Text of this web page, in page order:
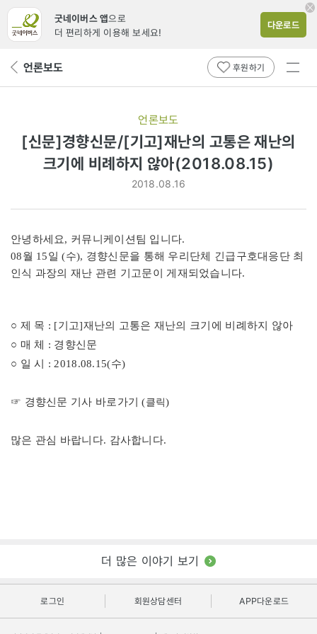
굿네이버스 앱으로
더 편리하게 이용해 보세요!
다운로드
뒤 언론보도 후원하기
전체
언론보도
[신문]경향신문/[기고]재난의 고통은 재난의
크기에 비례하지 않아(2018.08.15)
2018.08.16
안녕하세요, 커뮤니케이션팀 입니다.
08월 15일 (수), 경향신문을 통해 우리단체 긴급구호대응단 최
인식 과장의 재난 관련 기고문이 게재되었습니다.
○ 제 목 : [기고]재난의 고통은 재난의 크기에 비례하지 않아
○ 매 체 : 경향신문
○ 일 시 : 2018.08.15(수)
☞ 경향신문 기사 바로가기 (클릭)
많은 관심 바랍니다. 감사합니다.
더 많은 이야기 보기
로그인 회원상담센터 APP다운로드